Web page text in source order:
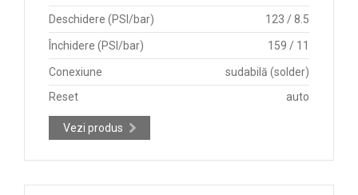
Deschidere (PSI/bar) 123 / 8.5
Închidere (PSI/bar) 159 / 11
Conexiune
sudabilă (solder)
Reset
auto
Vezi produs